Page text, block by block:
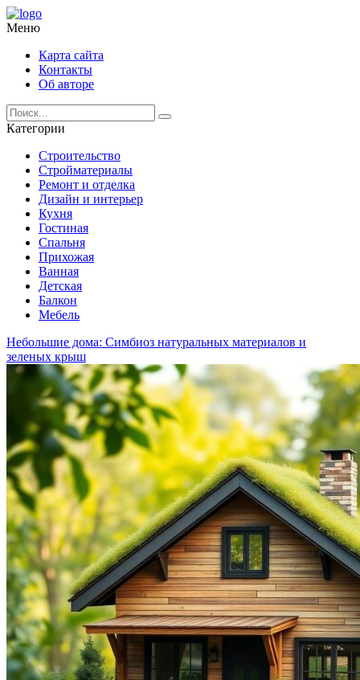
Меню
Карта сайта
Контакты
Об авторе
Категории
Строительство
Стройматериалы
Ремонт и отделка
Дизайн и интерьер
Кухня
Гостиная
Спальня
Прихожая
Ванная
Детская
Балкон
Мебель
Небольшие дома: Симбиоз натуральных материалов и
зеленых крыш